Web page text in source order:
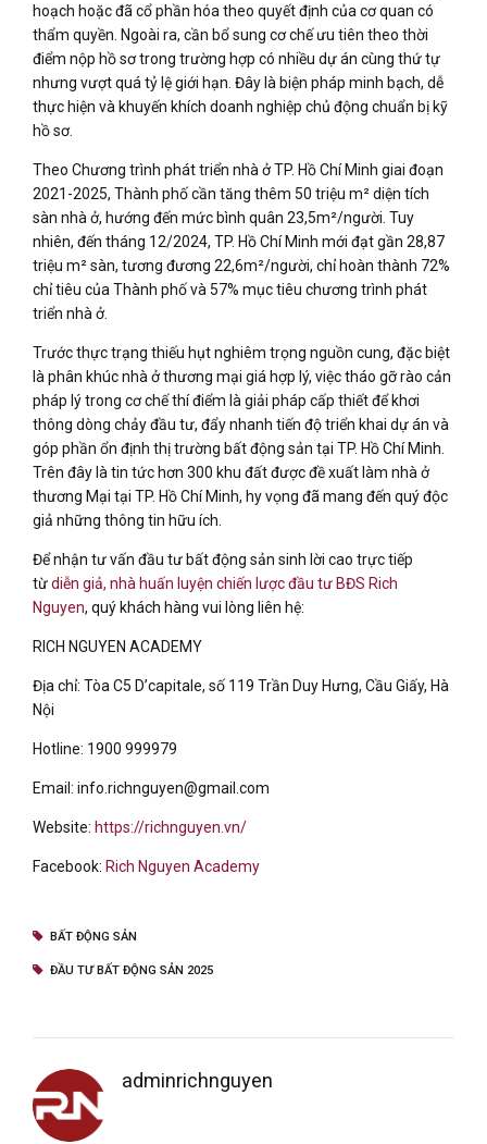
hoạch hoặc đã cổ phần hóa theo quyết định của cơ quan có
thẩm quyền. Ngoài ra, cần bổ sung cơ chế ưu tiên theo thời
điểm nộp hồ sơ trong trường hợp có nhiều dự án cùng thứ tự
nhưng vượt quá tỷ lệ giới hạn. Đây là biện pháp minh bạch, dễ
thực hiện và khuyến khích doanh nghiệp chủ động chuẩn bị kỹ
hồ sơ.
Theo Chương trình phát triển nhà ở TP. Hồ Chí Minh giai đoạn
2021-2025, Thành phố cần tăng thêm 50 triệu m² diện tích
sàn nhà ở, hướng đến mức bình quân 23,5m²/người. Tuy
nhiên, đến tháng 12/2024, TP. Hồ Chí Minh mới đạt gần 28,87
triệu m² sàn, tương đương 22,6m²/người, chỉ hoàn thành 72%
chỉ tiêu của Thành phố và 57% mục tiêu chương trình phát
triển nhà ở.
Trước thực trạng thiếu hụt nghiêm trọng nguồn cung, đặc biệt
là phân khúc nhà ở thương mại giá hợp lý, việc tháo gỡ rào cản
pháp lý trong cơ chế thí điểm là giải pháp cấp thiết để khơi
thông dòng chảy đầu tư, đẩy nhanh tiến độ triển khai dự án và
góp phần ổn định thị trường bất động sản tại TP. Hồ Chí Minh.
Trên đây là tin tức hơn 300 khu đất được đề xuất làm nhà ở
thương Mại tại TP. Hồ Chí Minh, hy vọng đã mang đến quý độc
giả những thông tin hữu ích.
Để nhận tư vấn đầu tư bất động sản sinh lời cao trực tiếp
từdiễn giả, nhà huấn luyện chiến lược đầu tư BĐS Rich
Nguyen, quý khách hàng vui lòng liên hệ:
RICH NGUYEN ACADEMY
Địa chỉ: Tòa C5 D’capitale, số 119 Trần Duy Hưng, Cầu Giấy, Hà
Nội
Hotline: 1900 999979
Email: info.richnguyen@gmail.com
Website: https://richnguyen.vn/
Facebook: Rich Nguyen Academy
BẤT ĐỘNG SẢN
ĐẦU TƯ BẤT ĐỘNG SẢN 2025
adminrichnguyen